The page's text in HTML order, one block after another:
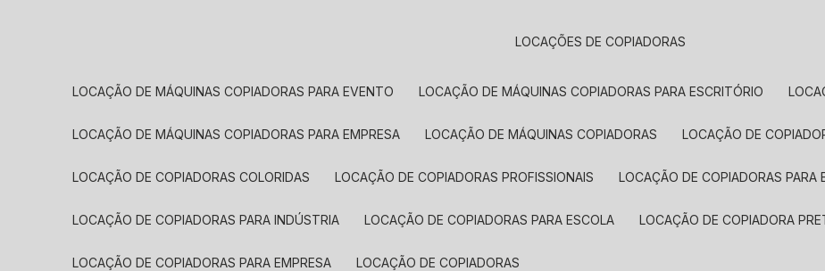
LOCAÇÕES DE COPIADORAS
LOCAÇÃO DE MÁQUINAS COPIADORAS PARA EVENTO LOCAÇÃO DE MÁQUINAS COPIADORAS PARA ESCRITÓRIO
LOCAÇÃO DE MÁQUINAS COPIADORAS PARA EMPRESA LOCAÇÃO DE MÁQUINAS COPIADORAS LOCAÇÃO DE
LOCAÇÃO DE COPIADORAS COLORIDAS LOCAÇÃO DE COPIADORAS PROFISSIONAIS LOCAÇÃO DE COPIADORAS PARA
LOCAÇÃO DE COPIADORAS PARA INDÚSTRIA LOCAÇÃO DE COPIADORAS PARA ESCOLA LOCAÇÃO DE COPIADORA
LOCAÇÃO DE COPIADORAS PARA EMPRESA LOCAÇÃO DE COPIADORAS